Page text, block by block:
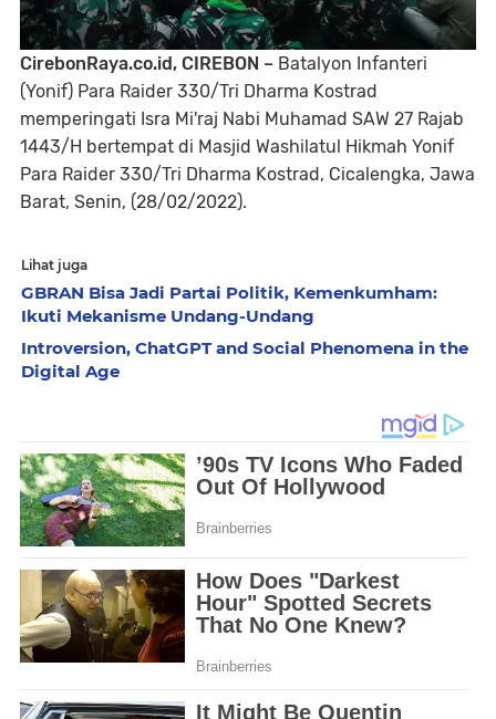
CirebonRaya.co.id, CIREBON – Batalyon Infanteri
(Yonif) Para Raider 330/Tri Dharma Kostrad
memperingati Isra Mi'raj Nabi Muhamad SAW 27 Rajab
1443/H bertempat di Masjid Washilatul Hikmah Yonif
Para Raider 330/Tri Dharma Kostrad, Cicalengka, Jawa
Barat, Senin, (28/02/2022).
Lihat juga
GBRAN Bisa Jadi Partai Politik, Kemenkumham:
Ikuti Mekanisme Undang-Undang
Introversion, ChatGPT and Social Phenomena in the
Digital Age